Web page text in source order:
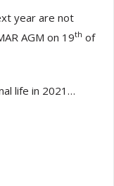
year are not
AGM on 19th of
life in 2021…